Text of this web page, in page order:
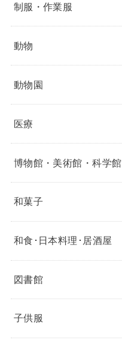
制服・作業服
動物
動物園
医療
博物館・美術館・科学館
和菓子
和食･日本料理･居酒屋
図書館
子供服